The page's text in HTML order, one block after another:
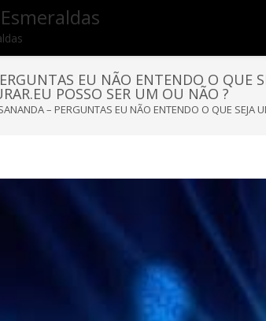
EU NÃO ENTENDO O QUE
POSSO SER UM OU NÃO ?
– PERGUNTAS EU NÃO ENTENDO O QUE SEJA